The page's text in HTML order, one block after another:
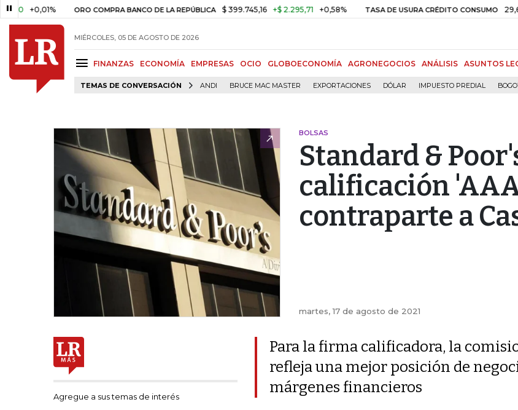
ORO COMPRA BANCO DE LA REPÚBLICA $ 399.745,16 +$ 2.295,71 +0,58% TASA DE USURA CRÉDITO CONSUMO 29,66%
MIÉRCOLES, 05 DE AGOSTO DE 2026
FINANZAS ECONOMÍA EMPRESAS OCIO GLOBOECONOMÍA AGRONEGOCIOS ANÁLISIS ASUNTOS
TEMAS DE CONVERSACIÓN ANDI BRUCE MAC MASTER EXPORTACIONES DÓLAR IMPUESTO PREDIAL
BOLSAS
Standard &
calificación
contraparte a
martes, 17 de agosto de 2021
Agregue a sus temas de interés
Para la firma calificadora, la
refleja una mejor posición de
márgenes financieros